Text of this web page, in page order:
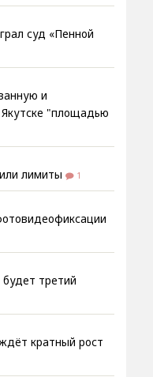
суд «Пенной
и
"площадью
лимиты 1
будет третий
кратный рост